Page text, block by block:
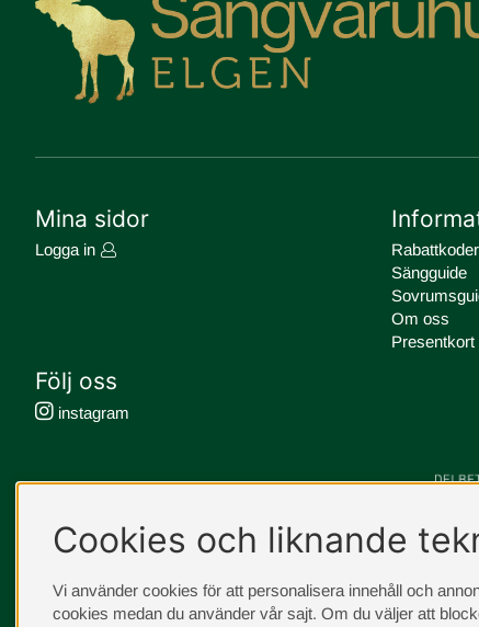
Mina sidor
Logga in
Rabattkoder
Sängguide
Om oss
Presentkort
Följ oss
instagram
Cookies och liknande
Vi använder cookies för att personalisera innehåll och
cookies medan du använder vår sajt. Om du väljer att